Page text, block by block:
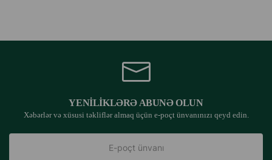
YENILIKLƏRƏ ABUNƏ OLUN
Xəbərlər və xüsusi təkliflər almaq üçün e-poçt ünvanınızı qeyd edin.